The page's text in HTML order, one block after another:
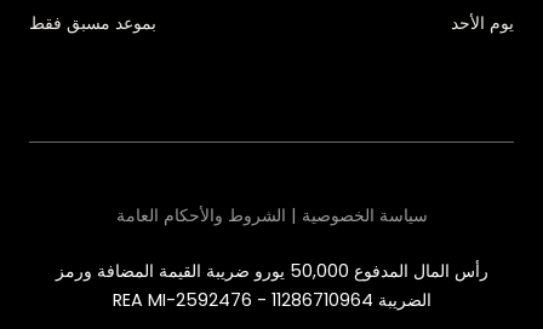
يوم الأحد
بموعد مسبق فقط
رأس المال المدفوع 50,000 يورو ضريبة القيمة المضافة ورمز
الضريبة 11286710964 - REA MI-2592476
سياسة الخصوصية | الشروط والأحكام العامة